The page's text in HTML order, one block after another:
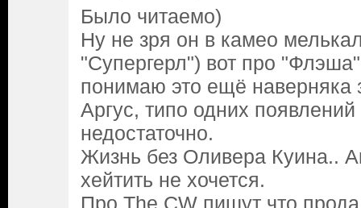
Было читаемо)
Ну не зря он в камео
"Супергерл") вот про
понимаю это ещё наверняка
Аргус, типо одних появлений
недостаточно.
Жизнь без Оливера Куина..
хейтить не хочется.
Про The CW пишут что